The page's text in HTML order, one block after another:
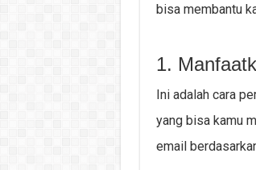
bisa membantu
1.
Ini adalah cara
yang bisa kamu
email